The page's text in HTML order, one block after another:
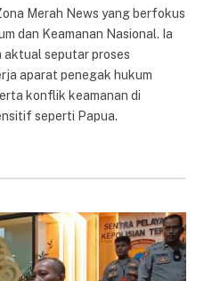
Merah News yang berfokus
dan Keamanan Nasional. Ia
aktual seputar proses
aparat penegak hukum
konflik keamanan di
seperti Papua.